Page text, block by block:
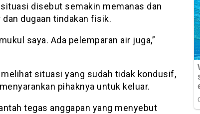
disebut semakin memanas dan
dugaan tindakan fisik.
saya. Ada pelemparan air juga,”
situasi yang sudah tidak kondusif,
pihaknya untuk keluar.
tegas anggapan yang menyebut